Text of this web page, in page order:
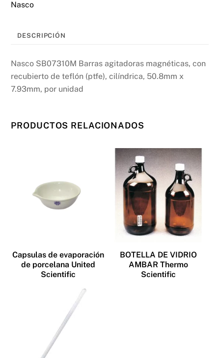
Nasco
DESCRIPCIÓN
Nasco SB07310M Barras agitadoras magnéticas, con
recubierto de teflón (ptfe), cilíndrica, 50.8mm x
7.93mm, por unidad
PRODUCTOS RELACIONADOS
Capsulas de evaporación
de porcelana United
Scientific
BOTELLA DE VIDRIO
AMBAR Thermo
Scientific